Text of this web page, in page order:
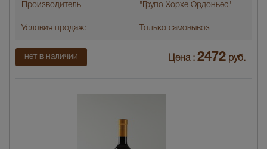
Производитель "Групо Хорхе Ордоньес"
Условия продаж: Только самовывоз
нет в наличии Цена : 2472 руб.